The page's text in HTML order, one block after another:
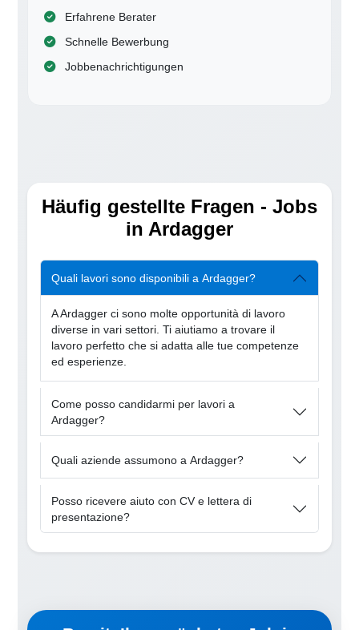
Erfahrene Berater
Schnelle Bewerbung
Jobbenachrichtigungen
Häufig gestellte Fragen - Jobs
in Ardagger
Quali lavori sono disponibili a Ardagger?
A Ardagger ci sono molte opportunità di lavoro
diverse in vari settori. Ti aiutiamo a trovare il
lavoro perfetto che si adatta alle tue competenze
ed esperienze.
Come posso candidarmi per lavori a
Ardagger?
Quali aziende assumono a Ardagger?
Posso ricevere aiuto con CV e lettera di
presentazione?